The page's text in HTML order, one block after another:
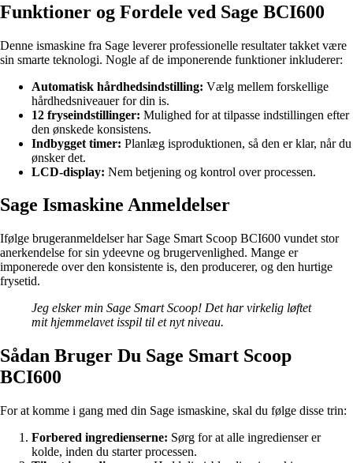
Funktioner og Fordele ved Sage BCI600
Denne ismaskine fra Sage leverer professionelle resultater takket være
sin smarte teknologi. Nogle af de imponerende funktioner inkluderer:
Automatisk hårdhedsindstilling: Vælg mellem forskellige
hårdhedsniveauer for din is.
12 fryseindstillinger: Mulighed for at tilpasse indstillingen efter
den ønskede konsistens.
Indbygget timer: Planlæg isproduktionen, så den er klar, når du
ønsker det.
LCD-display: Nem betjening og kontrol over processen.
Sage Ismaskine Anmeldelser
Ifølge brugeranmeldelser har Sage Smart Scoop BCI600 vundet stor
anerkendelse for sin ydeevne og brugervenlighed. Mange er
imponerede over den konsistente is, den producerer, og den hurtige
frysetid.
Jeg elsker min Sage Smart Scoop! Det har virkelig løftet
mit hjemmelavet isspil til et nyt niveau.
Sådan Bruger Du Sage Smart Scoop
BCI600
For at komme i gang med din Sage ismaskine, skal du følge disse trin:
Forbered ingredienserne: Sørg for at alle ingredienser er
kolde, inden du starter processen.